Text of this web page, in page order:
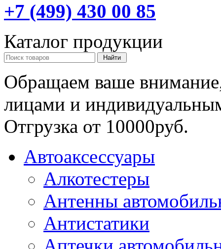
+7 (499) 430 00 85
Каталог продукции
Обращаем ваше
лицами и
Отгрузка от 10000руб.
Автоаксессуары
Алкотестеры
Антенны
Антистатики